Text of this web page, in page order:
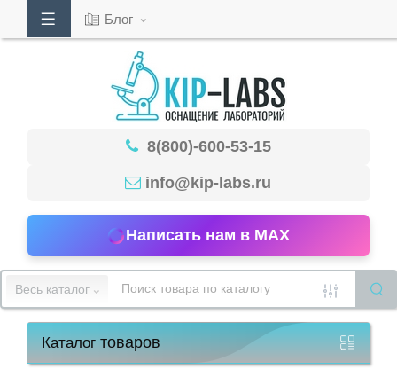
53-
15
Блог
8(800)-600-53-15
info@kip-labs.ru
Написать нам в MAX
Весь каталог
Каталогтоваров